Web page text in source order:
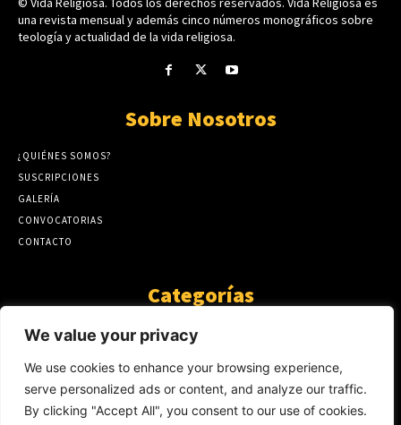
We value your privacy
We use cookies to enhance your browsing experience,
serve personalized ads or content, and analyze our traffic.
By clicking "Accept All", you consent to our use of cookies.
una revista mensual y además cinco números monográficos sobre
teología y actualidad de la vida religiosa.
Sobre Nosotros
¿QUIÉNES SOMOS?
SUSCRIPCIONES
GALERÍA
CONVOCATORIAS
CONTACTO
Categorías
ARTÍCULOS
GUANTE DE SEDA
AL CALOR DE LA PALABRA
Y YO QUE SÉ
423
NOTICIAS
234